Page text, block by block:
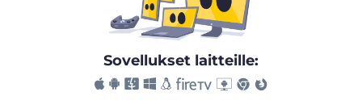
Sovellukset laitteille: